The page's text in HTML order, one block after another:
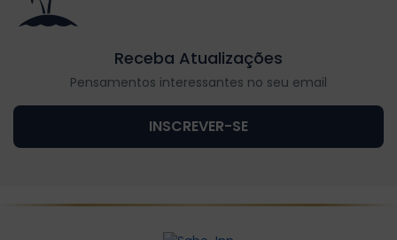
Receba Atualizações
Pensamentos interessantes no seu email
INSCREVER-SE